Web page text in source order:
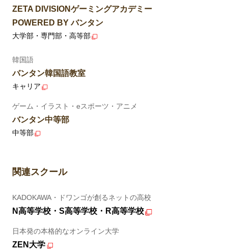
ZETA DIVISIONゲーミングアカデミー
POWERED BY バンタン
大学部・専門部・高等部
韓国語
バンタン韓国語教室
キャリア
ゲーム・イラスト・eスポーツ・アニメ
バンタン中等部
中等部
関連スクール
KADOKAWA・ドワンゴが創るネットの高校
N高等学校・S高等学校・R高等学校
日本発の本格的なオンライン大学
ZEN大学